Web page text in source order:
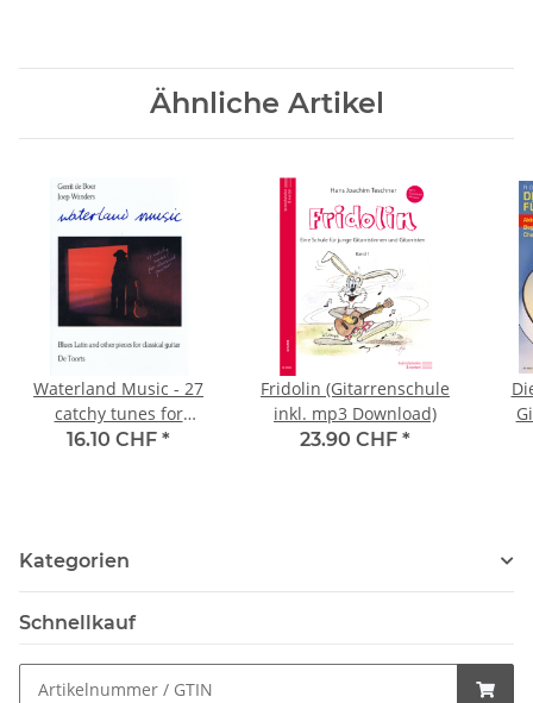
Ähnliche Artikel
Waterland Music - 27
catchy tunes for
classical guitar
16.10 CHF *
Fridolin (Gitarrenschule
inkl. mp3 Download)
23.90 CHF *
Kategorien
Schnellkauf